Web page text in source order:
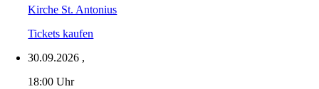
Kirche St. Antonius
Tickets kaufen
30.09.2026 ,
18:00 Uhr